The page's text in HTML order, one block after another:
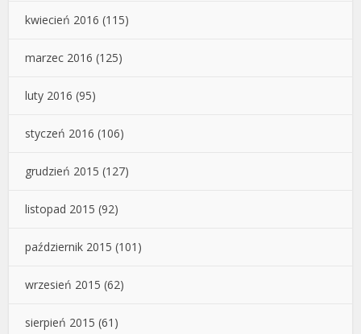
kwiecień 2016 (115)
marzec 2016 (125)
luty 2016 (95)
styczeń 2016 (106)
grudzień 2015 (127)
listopad 2015 (92)
październik 2015 (101)
wrzesień 2015 (62)
sierpień 2015 (61)